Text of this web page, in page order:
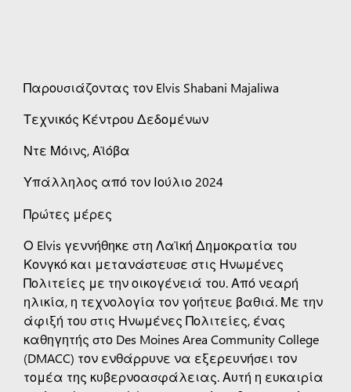
Παρουσιάζοντας τον Elvis Shabani Majaliwa
Τεχνικός Κέντρου Δεδομένων
Ντε Μόινς, Αϊόβα
Υπάλληλος από τον Ιούλιο 2024
Πρώτες μέρες
Ο Elvis γεννήθηκε στη Λαϊκή Δημοκρατία του
Κονγκό και μετανάστευσε στις Ηνωμένες
Πολιτείες με την οικογένειά του. Από νεαρή
ηλικία, η τεχνολογία τον γοήτευε βαθιά. Με την
άφιξή του στις Ηνωμένες Πολιτείες, ένας
καθηγητής στο Des Moines Area Community College
(DMACC) τον ενθάρρυνε να εξερευνήσει τον
τομέα της κυβερνοασφάλειας. Αυτή η ευκαιρία